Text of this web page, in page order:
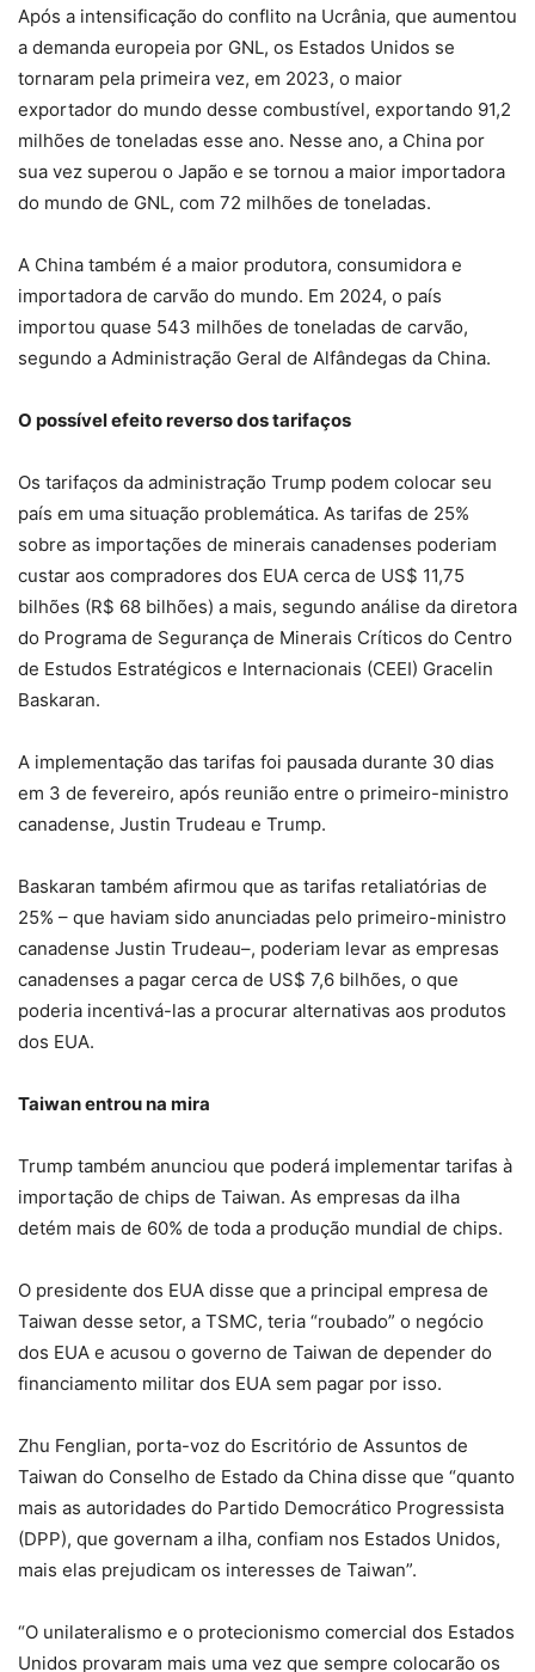
Após a intensificação do conflito na Ucrânia, que aumentou
a demanda europeia por GNL, os Estados Unidos se
tornaram pela primeira vez, em 2023, o maior
exportador do mundo desse combustível, exportando 91,2
milhões de toneladas esse ano. Nesse ano, a China por
sua vez superou o Japão e se tornou a maior importadora
do mundo de GNL, com 72 milhões de toneladas.
A China também é a maior produtora, consumidora e
importadora de carvão do mundo. Em 2024, o país
importou quase 543 milhões de toneladas de carvão,
segundo a Administração Geral de Alfândegas da China.
O possível efeito reverso dos tarifaços
Os tarifaços da administração Trump podem colocar seu
país em uma situação problemática. As tarifas de 25%
sobre as importações de minerais canadenses poderiam
custar aos compradores dos EUA cerca de US$ 11,75
bilhões (R$ 68 bilhões) a mais, segundo análise da diretora
do Programa de Segurança de Minerais Críticos do Centro
de Estudos Estratégicos e Internacionais (CEEI) Gracelin
Baskaran.
A implementação das tarifas foi pausada durante 30 dias
em 3 de fevereiro, após reunião entre o primeiro-ministro
canadense, Justin Trudeau e Trump.
Baskaran também afirmou que as tarifas retaliatórias de
25% – que haviam sido anunciadas pelo primeiro-ministro
canadense Justin Trudeau–, poderiam levar as empresas
canadenses a pagar cerca de US$ 7,6 bilhões, o que
poderia incentivá-las a procurar alternativas aos produtos
dos EUA.
Taiwan entrou na mira
Trump também anunciou que poderá implementar tarifas à
importação de chips de Taiwan. As empresas da ilha
detém mais de 60% de toda a produção mundial de chips.
O presidente dos EUA disse que a principal empresa de
Taiwan desse setor, a TSMC, teria “roubado” o negócio
dos EUA e acusou o governo de Taiwan de depender do
financiamento militar dos EUA sem pagar por isso.
Zhu Fenglian, porta-voz do Escritório de Assuntos de
Taiwan do Conselho de Estado da China disse que “quanto
mais as autoridades do Partido Democrático Progressista
(DPP), que governam a ilha, confiam nos Estados Unidos,
mais elas prejudicam os interesses de Taiwan”.
“O unilateralismo e o protecionismo comercial dos Estados
Unidos provaram mais uma vez que sempre colocarão os